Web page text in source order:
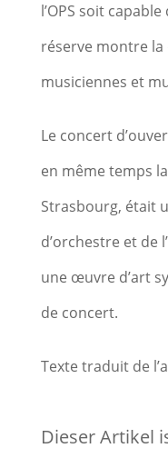
l’OPS soit
réserve montre
musiciennes et
Le concert
en même temps
Strasbourg, était
d’orchestre et de
une œuvre d’art
de concert.
Texte traduit de
Dieser Artikel